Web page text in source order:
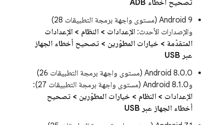
تصحيح أخطاء ADB
Android 9 (مستوى واجهة برمجة التطبيقات 28)
والإصدارات الأحدث: الإعدادات > النظام > الإعدادات
المتقدّمة > خيارات المطوّرين > تصحيح أخطاء الجهاز
عبر USB
Android 8.0.0 (مستوى واجهة برمجة التطبيقات 26)
وAndroid 8.1.0 (مستوى واجهة برمجة التطبيقات 27):
الإعدادات > النظام > خيارات المطوّرين > تصحيح
أخطاء الجهاز عبر USB